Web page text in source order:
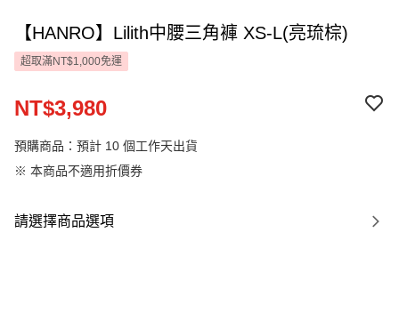
【HANRO】Lilith中腰三角褲 XS-L(亮琉棕)
超取滿NT$1,000免運
NT$3,980
預購商品：預計 10 個工作天出貨
※ 本商品不適用折價券
請選擇商品選項